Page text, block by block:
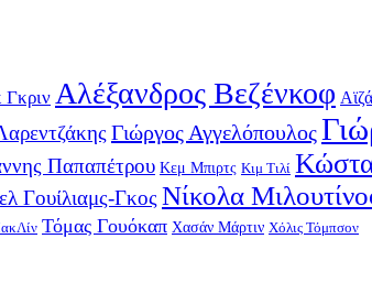
Γκριν Αλέξανδρος Βεζένκοφ
Γιώργος Αγγελόπουλος
Παπαπέτρου Κεμ Μπιρτς Κιμ Τιλί
Γουίλιαμς-Γκος Νίκολα
Τόμας Γουόκαπ Χασάν Μάρτιν Χόλις Τόμπσον